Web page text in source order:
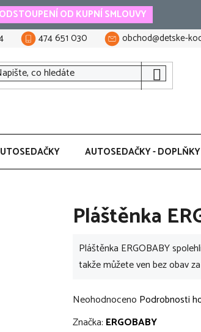
ODSTOUPENÍ OD KUPNÍ SMLOUVY
474 651 030 obchod@detske-
AUTOSEDAČKY - DOPLŇKY
Pláštěnka
Pláštěnka ERGOBABY
takže můžete ven bez obav
Průměrné
hodnocení
Neohodnoceno Podrobnosti
Značka: ERGOBABY